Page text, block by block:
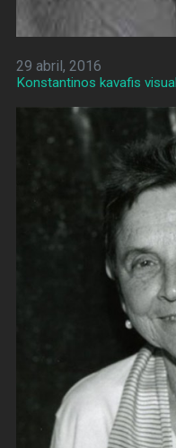
29 abril, 2016
Konstantinos kavafis visual